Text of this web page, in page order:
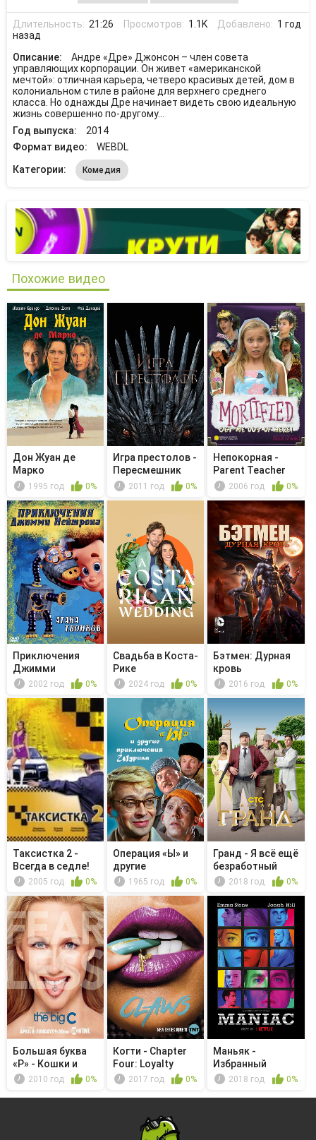
Длительность: 21:26 Просмотров: 1.1K Добавлено: 1 год
назад
Описание:
Андре «Дре» Джонсон – член совета
управляющих корпорации. Он живет «американской
мечтой»: отличная карьера, четверо красивых детей, дом в
колониальном стиле в районе для верхнего среднего
класса. Но однажды Дре начинает видеть свою идеальную
жизнь совершенно по-другому…
Год выпуска:
2014
Формат видео:
WEBDL
Категории:
Комедия
Похожие видео
Дон Жуан де
Марко
1995 год 0%
Игра престолов -
Пересмешник
2011 год 0%
Непокорная -
Parent Teacher
Night2006 год 0%
Приключения
Джимми
Нейтрона,
2002 год 0%
Свадьба в Коста-
Рике
2024 год 0%
Бэтмен: Дурная
кровь
2016 год 0%
Таксистка 2 -
Всегда в седле!
2005 год 0%
Операция «Ы» и
другие
приключения
1965 год 0%
Гранд - Я всё ещё
безработный
2018 год 0%
Большая буква
«Р» - Кошки и
собаки
2010 год 0%
Когти - Chapter
Four: Loyalty
2017 год 0%
Маньяк -
Избранный
2018 год 0%